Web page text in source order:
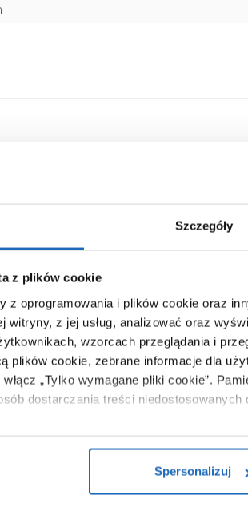
Szczegóły
z plików cookie
z oprogramowania i plików cookie oraz
witryny, z jej usług, analizować oraz
wzorcach przeglądania i
plików cookie, zebrane informacje dla
„Tylko wymagane pliki cookie”.
dostarczania treści
na temat plików plików cookie, kliknij
Spersonalizuj